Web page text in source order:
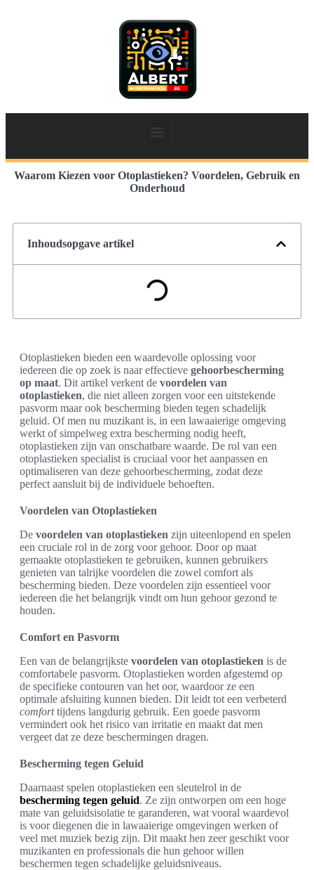
Waarom Kiezen voor Otoplastieken? Voordelen, Gebruik en
Onderhoud
Inhoudsopgave artikel
Otoplastieken bieden een waardevolle oplossing voor
iedereen die op zoek is naar effectieve gehoorbescherming
op maat. Dit artikel verkent de voordelen van
otoplastieken, die niet alleen zorgen voor een uitstekende
pasvorm maar ook bescherming bieden tegen schadelijk
geluid. Of men nu muzikant is, in een lawaaierige omgeving
werkt of simpelweg extra bescherming nodig heeft,
otoplastieken zijn van onschatbare waarde. De rol van een
otoplastieken specialist is cruciaal voor het aanpassen en
optimaliseren van deze gehoorbescherming, zodat deze
perfect aansluit bij de individuele behoeften.
Voordelen van Otoplastieken
De voordelen van otoplastieken zijn uiteenlopend en spelen
een cruciale rol in de zorg voor gehoor. Door op maat
gemaakte otoplastieken te gebruiken, kunnen gebruikers
genieten van talrijke voordelen die zowel comfort als
bescherming bieden. Deze voordelen zijn essentieel voor
iedereen die het belangrijk vindt om hun gehoor gezond te
houden.
Comfort en Pasvorm
Een van de belangrijkste voordelen van otoplastieken is de
comfortabele pasvorm. Otoplastieken worden afgestemd op
de specifieke contouren van het oor, waardoor ze een
optimale afsluiting kunnen bieden. Dit leidt tot een verbeterd
comforttijdens langdurig gebruik. Een goede pasvorm
vermindert ook het risico van irritatie en maakt dat men
vergeet dat ze deze beschermingen dragen.
Bescherming tegen Geluid
Daarnaast spelen otoplastieken een sleutelrol in de
bescherming tegen geluid. Ze zijn ontworpen om een hoge
mate van geluidsisolatie te garanderen, wat vooral waardevol
is voor diegenen die in lawaaierige omgevingen werken of
veel met muziek bezig zijn. Dit maakt hen zeer geschikt voor
muzikanten en professionals die hun gehoor willen
beschermen tegen schadelijke geluidsniveaus.